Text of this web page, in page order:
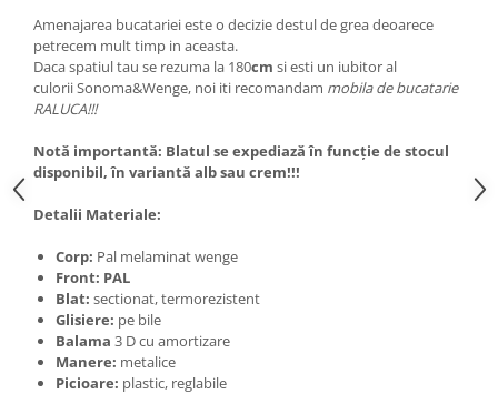
Amenajarea bucatariei este o decizie destul de grea deoarece
petrecem mult timp in aceasta.
Daca spatiul tau se rezuma la 180cm si esti un iubitor al
culorii Sonoma&Wenge, noi iti recomandam mobila de bucatarie
RALUCA!!!
Notă importantă: Blatul se expediază în funcție de stocul
disponibil, în variantă alb sau crem!!!
Detalii Materiale:
Corp: Pal melaminat wenge
Front: PAL
Blat: sectionat, termorezistent
Glisiere: pe bile
Balama 3 D cu amortizare
Manere: metalice
Picioare: plastic, reglabile